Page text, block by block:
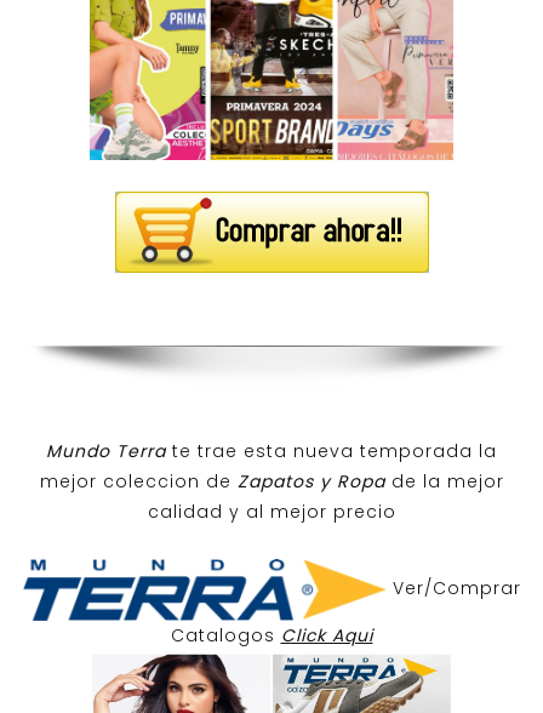
Mundo Terra te trae esta nueva temporada la
mejor coleccion de Zapatos y Ropa de la mejor
calidad y al mejor precio
Ver/Comprar
Catalogos Click Aqui